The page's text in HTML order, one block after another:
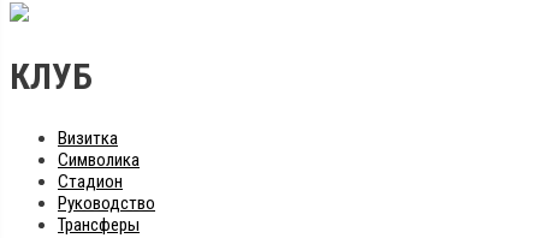
КЛУБ
Визитка
Символика
Стадион
Руководство
Трансферы